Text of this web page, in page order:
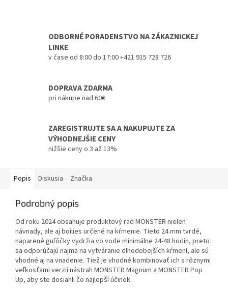
ODBORNÉ PORADENSTVO NA ZÁKAZNICKEJ
LINKE
v čase od 8:00 do 17:00 +421 915 728 726
DOPRAVA ZDARMA
pri nákupe nad 60€
ZAREGISTRUJTE SA A NAKUPUJTE ZA
VÝHODNEJŠIE CENY
nižšie ceny o 3 až 13%
Popis Diskusia Značka
Podrobný popis
Od roku 2024 obsahuje produktový rad MONSTER nielen
návnady, ale aj boilies určené na kŕmenie. Tieto 24 mm tvrdé,
naparené guľôčky vydržia vo vode minimálne 24-48 hodín, preto
sa odporúčajú najmä na vytváranie dlhodobejších kŕmení, ale sú
vhodné aj na vnadenie. Tiež je vhodné kombinovať ich s rôznymi
veľkosťami verzií nástrah MONSTER Magnum a MONSTER Pop
Up, aby ste dosiahli čo najlepší účinok.